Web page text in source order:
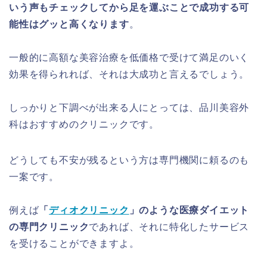
いう声もチェックしてから足を運ぶことで成功する可
能性はグッと高くなります。
一般的に高額な美容治療を低価格で受けて満足のいく
効果を得られれば、それは大成功と言えるでしょう。
しっかりと下調べが出来る人にとっては、品川美容外
科はおすすめのクリニックです。
どうしても不安が残るという方は専門機関に頼るのも
一案です。
例えば 「ディオクリニック 」のような医療ダイエット
の専門クリニックであれば、それに特化したサービス
を受けることができますよ。